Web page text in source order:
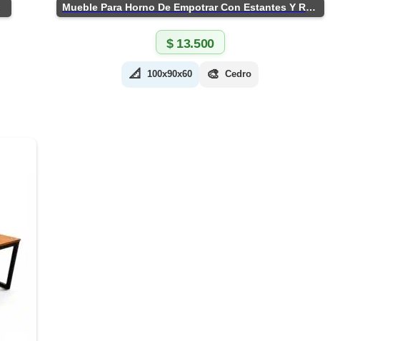
Mueble Para Horno De Empotrar Con Estantes Y Ruedas
$13.500
📐 100x90x60 🎨 Cedro